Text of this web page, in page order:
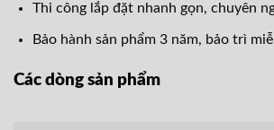
Thi công lắp đặt nhanh gọn, chuyên
Bảo hành sản phẩm 3 năm, bảo trì
Các dòng sản phẩm